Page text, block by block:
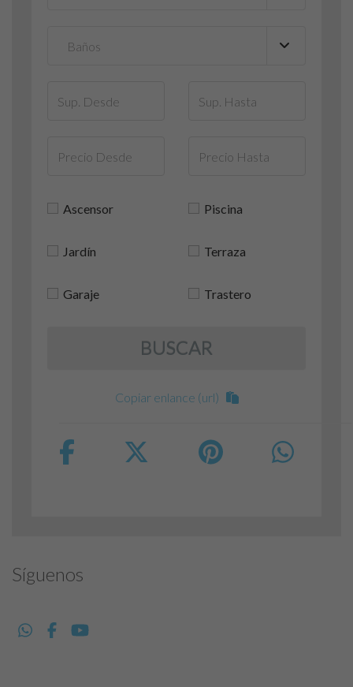
Ascensor Piscina
Jardín Terraza
Garaje Trastero
BUSCAR
Copiar enlance (url)
Síguenos